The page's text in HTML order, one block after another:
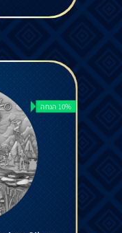
10% הנחה